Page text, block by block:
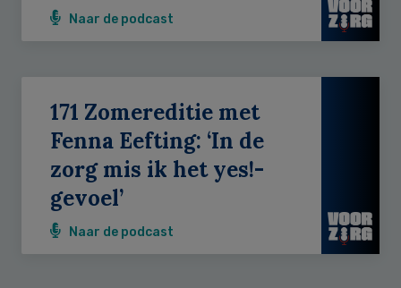
Naar de podcast
171 Zomereditie met
Fenna Eefting: ‘In de
zorg mis ik het yes!-
gevoel’
Naar de podcast